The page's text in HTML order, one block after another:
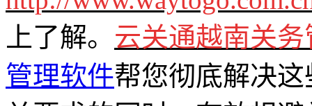
上了解。 云关通越南关
管理软件帮您彻底解决